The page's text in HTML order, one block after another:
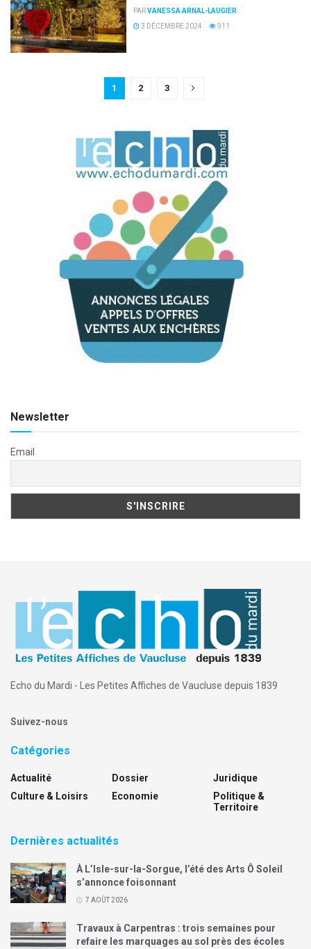
PARVANESSA ARNAL-LAUGIER
3 DÉCEMBRE 2024
911
1 2 3
Newsletter
Email
Echo du Mardi - Les Petites Affiches de Vaucluse depuis 1839
Suivez-nous
Catégories
Actualité
Culture & Loisirs
Dossier
Economie
Juridique
Politique &
Territoire
Dernières actualités
À L’Isle-sur-la-Sorgue, l’été des Arts Ô Soleil
s’annonce foisonnant
7 AOÛT 2026
Travaux à Carpentras : trois semaines pour
refaire les marquages au sol près des écoles